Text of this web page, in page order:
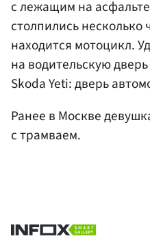
с лежащим на
столпились несколько
находится мотоцикл.
на водительскую
Skoda Yeti: дверь
Ранее в Москве
с трамваем.